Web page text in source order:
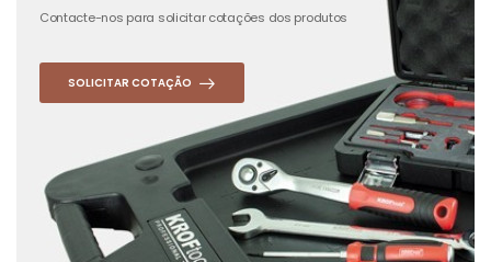
Contacte-nos para solicitar cotações dos produtos
SOLICITAR COTAÇÃO